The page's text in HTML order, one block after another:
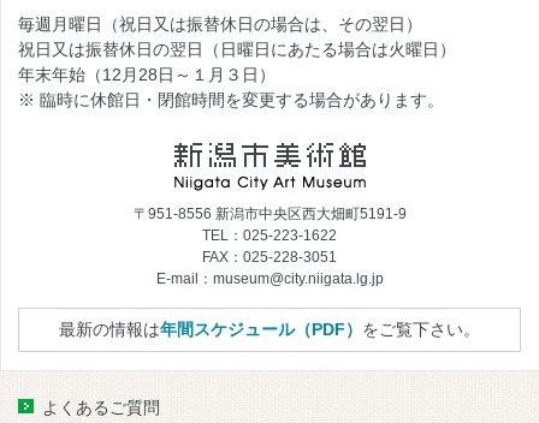
毎週月曜日（祝日又は振替休日の場合は、その翌日）
祝日又は振替休日の翌日（日曜日にあたる場合は火曜日）
年末年始（12月28日～１月３日）
※ 臨時に休館日・閉館時間を変更する場合があります。
〒951-8556 新潟市中央区西大畑町5191-9
TEL：025-223-1622
FAX：025-228-3051
E-mail：museum@city.niigata.lg.jp
最新の情報は年間スケジュール（PDF） をご覧下さい。
よくあるご質問